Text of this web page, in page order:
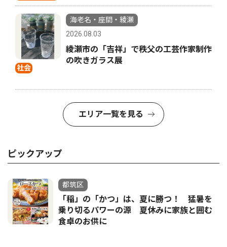
社会
海老名・座間・綾瀬
2026.08.03
綾瀬市の「吉祥」で秩父の工芸作家制作
の吹きガラス展
エリア一覧を見る
ピックアップ
都筑区
「稲」の「かつ」は、夏に勝つ！ 猛暑を
乗り切るパワーの源 夏休みに家族と囲む
食卓のお供に